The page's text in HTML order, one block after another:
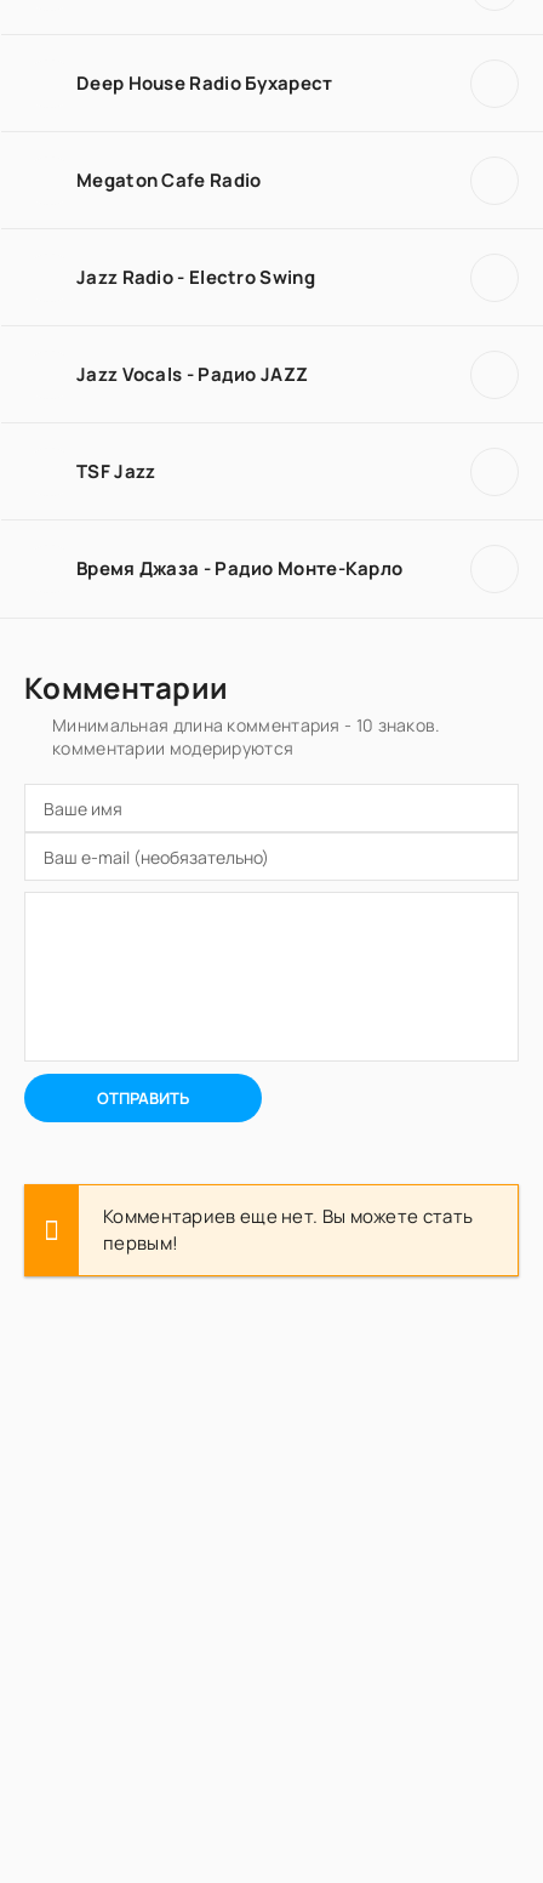
Deep House Radio Бухарест
Megaton Cafe Radio
Jazz Radio - Electro Swing
Jazz Vocals - Радио JAZZ
TSF Jazz
Время Джаза - Радио Монте-Карло
Комментарии
Минимальная длина комментария - 10 знаков.
комментарии модерируются
ОТПРАВИТЬ
Комментариев еще нет. Вы можете стать
первым!